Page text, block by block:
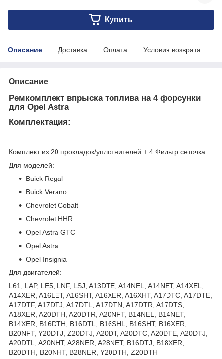
Купить
Описание Доставка Оплата Условия возврата
Описание
Ремкомплект впрыска топлива на 4 форсунки
для Opel Astra
Комплектация:
Комплект из 20 прокладок/уплотнителей + 4 Фильтр сеточка
Для моделей:
Buick Regal
Buick Verano
Chevrolet Cobalt
Chevrolet HHR
Opel Astra GTC
Opel Astra
Opel Insignia
Для двигателей:
L61, LAP, LE5, LNF, LSJ, A13DTE, A14NEL, A14NET, A14XEL,
A14XER, A16LET, A16SHT, A16XER, A16XHT, A17DTC, A17DTE,
A17DTF, A17DTJ, A17DTL, A17DTN, A17DTR, A17DTS,
A18XER, A20DTH, A20DTR, A20NFT, B14NEL, B14NET,
B14XER, B16DTH, B16DTL, B16SHL, B16SHT, B16XER,
B20NFT, Y20DTJ, Z20DTJ, A20DT, A20DTC, A20DTE, A20DTJ,
A20DTL, A20NHT, A28NER, A28NET, B16DTJ, B18XER,
B20DTH, B20NHT, B28NER, Y20DTH, Z20DTH